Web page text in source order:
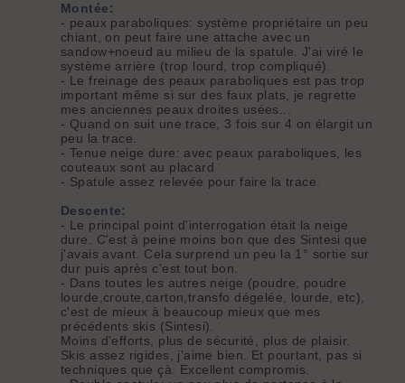
Montée:
- peaux paraboliques: système propriétaire un peu
chiant, on peut faire une attache avec un
sandow+noeud au milieu de la spatule. J'ai viré le
système arrière (trop lourd, trop compliqué).
- Le freinage des peaux paraboliques est pas trop
important même si sur des faux plats, je regrette
mes anciennes peaux droites usées...
- Quand on suit une trace, 3 fois sur 4 on élargit un
peu la trace.
- Tenue neige dure: avec peaux paraboliques, les
couteaux sont au placard
- Spatule assez relevée pour faire la trace.
Descente:
- Le principal point d'interrogation était la neige
dure. C'est à peine moins bon que des Sintesi que
j'avais avant. Cela surprend un peu la 1° sortie sur
dur puis après c'est tout bon.
- Dans toutes les autres neige (poudre, poudre
lourde,croute,carton,transfo dégelée, lourde, etc),
c'est de mieux à beaucoup mieux que mes
précédents skis (Sintesi).
Moins d'efforts, plus de sécurité, plus de plaisir.
Skis assez rigides, j'aime bien. Et pourtant, pas si
techniques que çà. Excellent compromis.